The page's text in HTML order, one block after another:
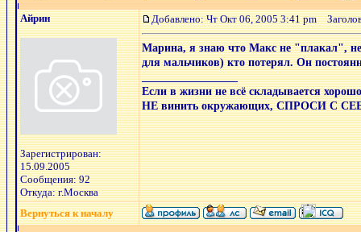
Айрин
Зарегистрирован:
15.09.2005
Сообщения: 92
Откуда: г.Москва
Добавлено: Чт Окт 06, 2005 3:41 pm
Марина, я знаю что Макс не "плакал",
для мальчиков) кто потерял. Он
_________________
Если в жизни не всё складывается
НЕ винить окружающих, СПРОСИ С
Вернуться к началу